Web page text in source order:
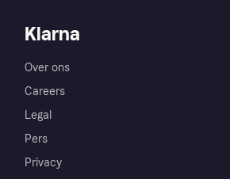
Klarna
Over ons
Careers
Legal
Pers
Privacy